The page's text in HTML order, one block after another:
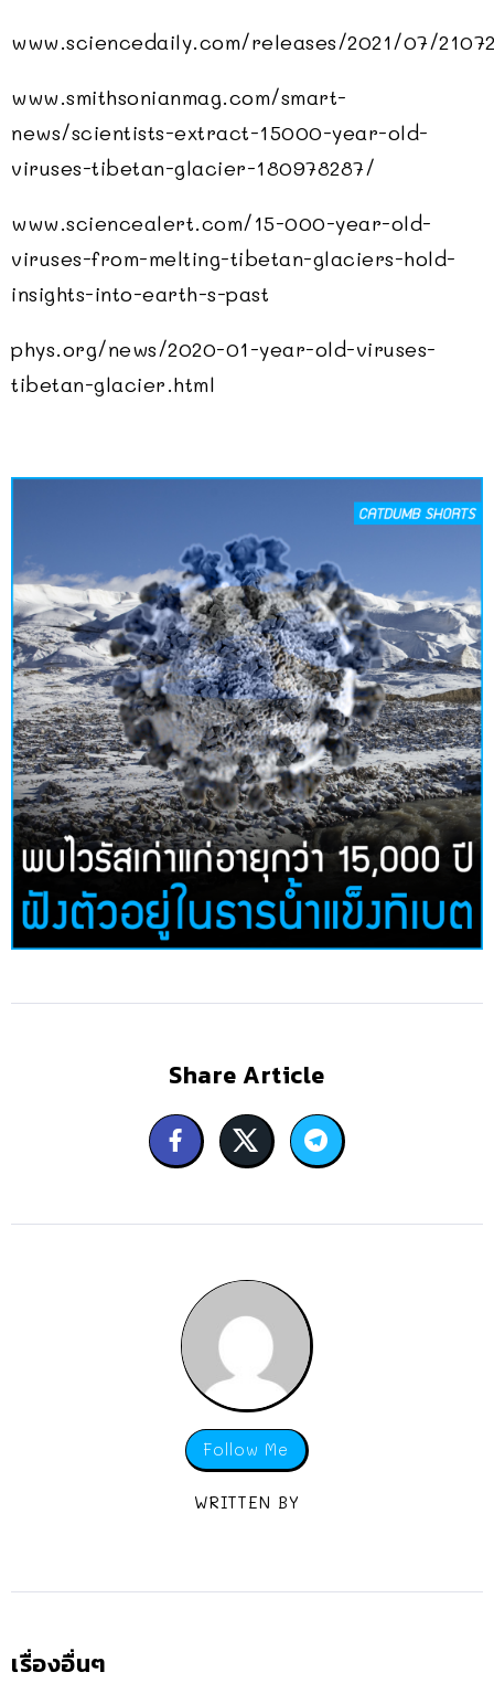
www.sciencedaily.com/releases/2021/07/
www.smithsonianmag.com/smart-
news/scientists-extract-15000-year-old-
viruses-tibetan-glacier-180978287/
www.sciencealert.com/15-000-year-old-
viruses-from-melting-tibetan-glaciers-hold-
insights-into-earth-s-past
phys.org/news/2020-01-year-old-viruses-
tibetan-glacier.html
Share Article
Follow Me
WRITTEN BY
เรื่องอื่นๆ